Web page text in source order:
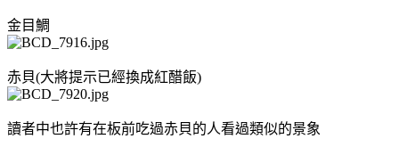
金目鯛
赤貝(大將提示已經換成紅醋飯)
讀者中也許有在板前吃過赤貝的人看過類似的景象